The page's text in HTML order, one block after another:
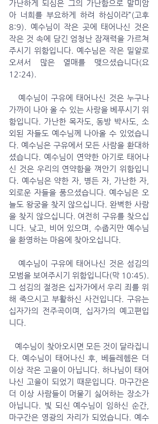
가난하게 되심은 그의 가난함으로 말미암
아 너희를 부요하게 하려 하심이라”(고후
8:9). 예수님이 작은 곳에 태어나신 것은
작은 것 속에 담긴 엄청난 잠재력을 가르쳐
주시기 위함입니다. 예수님은 작은 밀알로
오셔서 많은 열매를 맺으셨습니다(요
12:24).
가까이 나아 올 수 있는 사랑을 베푸시기 위
함입니다. 가난한 목자도, 동방 박사도, 소
외된 자들도 예수님께 나아올 수 있었습니
다. 예수님은 구유에서 모든 사람을 환대하
셨습니다. 예수님이 연약한 아기로 태어나
신 것은 우리의 연약함을 껴안기 위함입니
다. 예수님은 약한 자, 병든 자, 가난한 자,
외로운 자들을 품으셨습니다. 예수님은 오
늘도 왕궁을 찾지 않으십니다. 완벽한 사람
을 찾지 않으십니다. 여전히 구유를 찾으십
니다. 낮고, 비어 있으며, 수줍지만 예수님
을 환영하는 마음에 찾아오십니다.
모범을 보여주시기 위함입니다(막 10:45).
그 섬김의 절정은 십자가에서 우리 죄를 위
해 죽으시고 부활하신 사건입니다. 구유는
십자가의 전주곡이며, 십자가의 예고편입
니다.
다. 예수님이 태어나신 후, 베들레헴은 더
이상 작은 고을이 아닙니다. 하나님이 태어
나신 고을이 되었기 때문입니다. 마구간은
더 이상 사람들이 머물기 싫어하는 장소가
아닙니다. 빛 되신 예수님이 임하신 순간,
마구간은 영광의 자리가 되었습니다. 예수